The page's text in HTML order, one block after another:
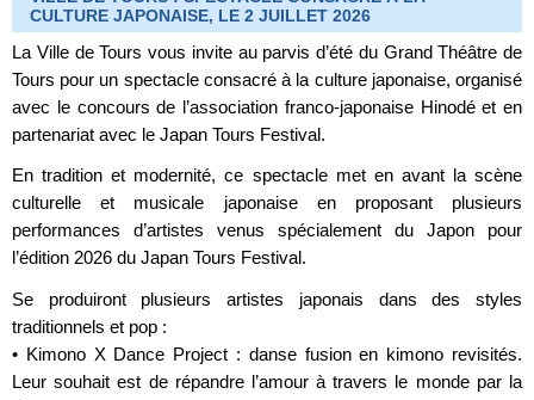
CULTURE JAPONAISE, LE 2 JUILLET 2026
La Ville de Tours vous invite au parvis d’été du Grand Théâtre de
Tours pour un spectacle consacré à la culture japonaise, organisé
avec le concours de l’association franco-japonaise Hinodé et en
partenariat avec le Japan Tours Festival.
En tradition et modernité, ce spectacle met en avant la scène
culturelle et musicale japonaise en proposant plusieurs
performances d’artistes venus spécialement du Japon pour
l’édition 2026 du Japan Tours Festival.
Se produiront plusieurs artistes japonais dans des styles
traditionnels et pop :
• Kimono X Dance Project : danse fusion en kimono revisités.
Leur souhait est de répandre l’amour à travers le monde par la